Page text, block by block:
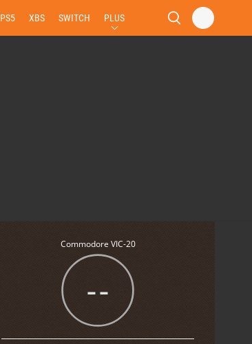
PS5 XBS SWITCH PLUS
Commodore VIC-20
--